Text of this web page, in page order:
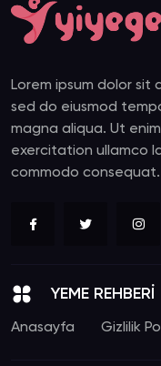
Lorem ipsum dolor
sed do eiusmod
magna aliqua. Ut
exercitation ullamco
commodo consequat.
YEME REHBERİ
Anasayfa Gizlilik